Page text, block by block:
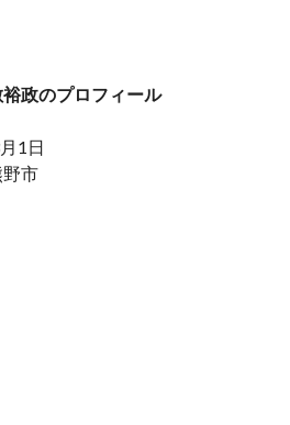
政のプロフィール
1日
市